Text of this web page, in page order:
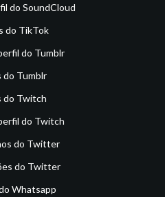
do SoundCloud
do TikTok
do Tumblr
do Tumblr
do Twitch
do Twitch
do Twitter
do Twitter
Whatsapp